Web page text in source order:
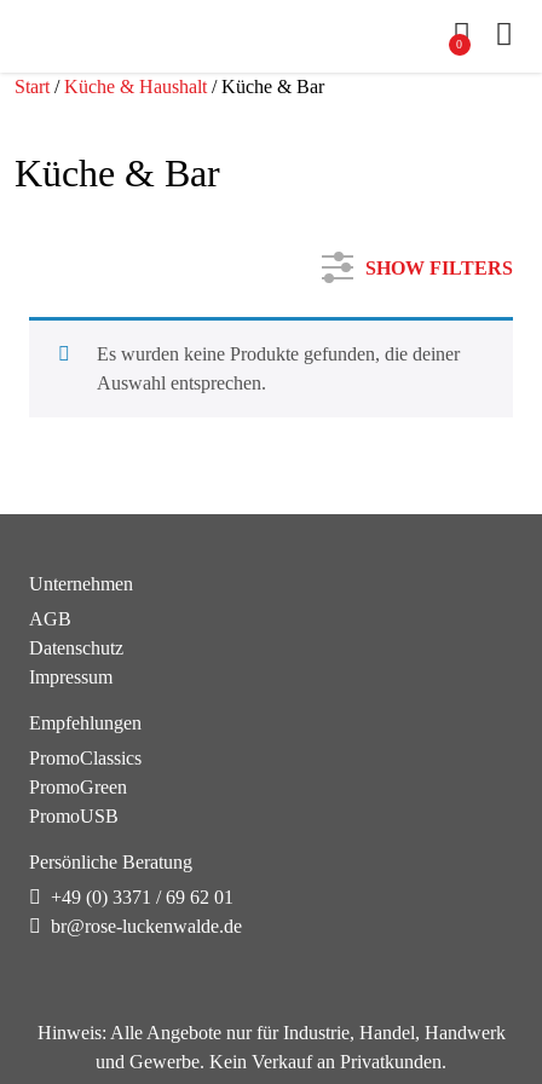
0
Start /Küche & Haushalt / Küche & Bar
Küche & Bar
SHOW FILTERS
Es wurden keine Produkte gefunden, die deiner
Auswahl entsprechen.
Unternehmen
AGB
Datenschutz
Impressum
Empfehlungen
PromoClassics
PromoGreen
PromoUSB
Persönliche Beratung
+49 (0) 3371 / 69 62 01
br@rose-luckenwalde.de
Hinweis: Alle Angebote nur für Industrie, Handel, Handwerk
und Gewerbe. Kein Verkauf an Privatkunden.